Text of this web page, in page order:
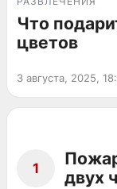
Что
цветов
3 августа, 2025,
1
двух